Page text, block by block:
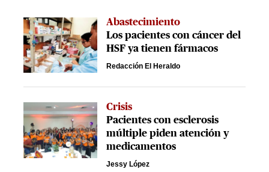
Abastecimiento
Los pacientes con cáncer del
HSF ya tienen fármacos
Redacción El Heraldo
Crisis
Pacientes con esclerosis
múltiple piden atención y
medicamentos
Jessy López